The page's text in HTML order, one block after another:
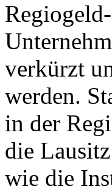
verkürzt
werden.
in der
die
wie die